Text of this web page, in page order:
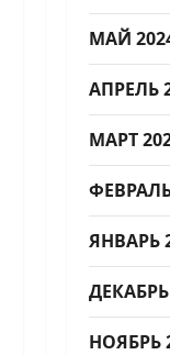
МАЙ
АПРЕЛЬ
МАРТ
ЯНВАРЬ
ДЕКАБРЬ
НОЯБРЬ